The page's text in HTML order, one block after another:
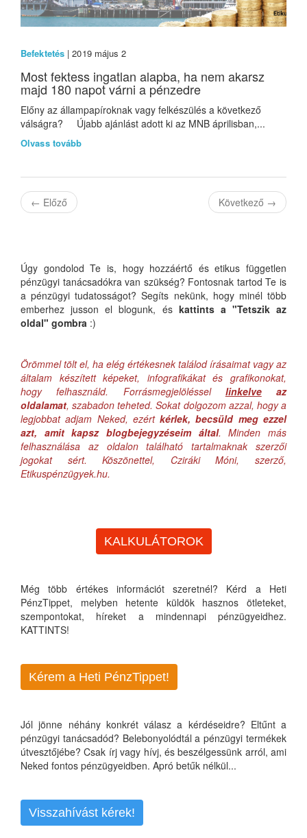
Befektetés | 2019 május 2
Most fektess ingatlan alapba, ha nem akarsz
majd 180 napot várni a pénzedre
Előny az állampapíroknak vagy felkészülés a következő
válságra? Újabb ajánlást adott ki az MNB áprilisban,...
Olvass tovább
← Előző Következő →
Úgy gondolod Te is, hogy hozzáértő és etikus független
pénzügyi tanácsadókra van szükség? Fontosnak tartod Te is
a pénzügyi tudatosságot? Segíts nekünk, hogy minél több
emberhez jusson el blogunk, és kattints a "Tetszik az
oldal" gombra :)
Örömmel tölt el, ha elég értékesnek találod írásaimat vagy az
általam készített képeket, infografikákat és grafikonokat,
hogy felhasználd. Forrásmegjelöléssel linkelveaz
oldalamat, szabadon teheted. Sokat dolgozom azzal, hogy a
legjobbat adjam Neked, ezértkérlek, becsüld meg ezzel
azt, amit kapsz blogbejegyzéseim által. Minden más
felhasználása az oldalon található tartalmaknak szerzői
jogokat sért. Köszönettel, Cziráki Móni, szerző,
Etikuspénzügyek.hu.
KALKULÁTOROK
Még több értékes információt szeretnél? Kérd a Heti
PénzTippet, melyben hetente küldök hasznos ötleteket,
szempontokat, híreket a mindennapi pénzügyeidhez.
KATTINTS!
Kérem a Heti PénzTippet!
Jól jönne néhány konkrét válasz a kérdéseidre? Eltűnt a
pénzügyi tanácsadód? Belebonyolódtál a pénzügyi termékek
útvesztőjébe? Csak írj vagy hívj, és beszélgessünk arról, ami
Neked fontos pénzügyeidben. Apró betűk nélkül...
Visszahívást kérek!